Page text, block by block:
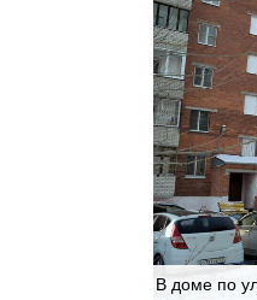
В доме по